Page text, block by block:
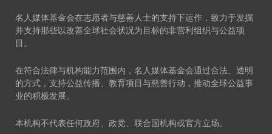
名人媒体基金会在志愿者与慈善人士的支持下运作，致力于发掘
并支持那些以改善全球社会状况为目标的非营利组织与公益项
目。
在符合法律与机构能力范围内，名人媒体基金会通过合法、透明
的方式，支持公益传播、教育项目与慈善行动，推动全球公益事
业的积极发展。
本机构不代表任何政府、政党、联合国机构或官方立场。